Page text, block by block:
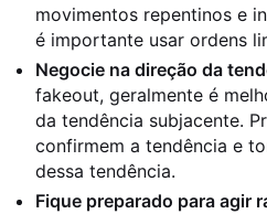
movimentos repentinos e
é importante usar ordens
Negocie na direção da
fakeout, geralmente é
da tendência subjacente.
confirmem a tendência e
dessa tendência.
Fique preparado para agir